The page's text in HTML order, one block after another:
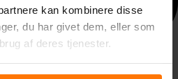
kan kombinere disse
du har givet dem, eller som
af deres tjenester.